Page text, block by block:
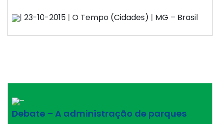
| 23-10-2015 | O Tempo (Cidades) | MG – Brasil
–
Debate – A administração de parques